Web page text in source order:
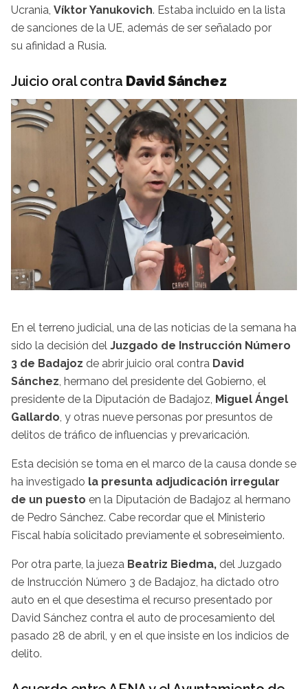
Ucrania, Víktor Yanukovich. Estaba incluido en la lista
de sanciones de la UE, además de ser señalado por
su afinidad a Rusia.
Juicio oral contra David Sánchez
En el terreno judicial, una de las noticias de la semana ha
sido la decisión del Juzgado de Instrucción Número
3 de Badajoz de abrir juicio oral contra David
Sánchez, hermano del presidente del Gobierno, el
presidente de la Diputación de Badajoz, Miguel Ángel
Gallardo, y otras nueve personas por presuntos de
delitos de tráfico de influencias y prevaricación.
Esta decisión se toma en el marco de la causa donde se
ha investigado la presunta adjudicación irregular
de un puesto en la Diputación de Badajoz al hermano
de Pedro Sánchez. Cabe recordar que el Ministerio
Fiscal había solicitado previamente el sobreseimiento.
Por otra parte, la jueza Beatriz Biedma, del Juzgado
de Instrucción Número 3 de Badajoz, ha dictado otro
auto en el que desestima el recurso presentado por
David Sánchez contra el auto de procesamiento del
pasado 28 de abril, y en el que insiste en los indicios de
delito.